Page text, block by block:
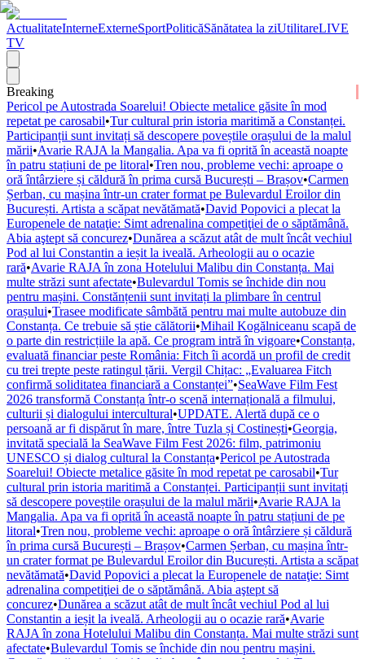
ActualitateInterneExterneSportPoliticăSănătatea la ziUtilitareLIVE
TV
Breaking
Pericol pe Autostrada Soarelui! Obiecte metalice găsite în mod
repetat pe carosabil•Tur cultural prin istoria maritimă a Constanței.
Participanții sunt invitați să descopere poveștile orașului de la malul
mării•Avarie RAJA la Mangalia. Apa va fi oprită în această noapte
în patru stațiuni de pe litoral•Tren nou, probleme vechi: aproape o
oră întârziere și căldură în prima cursă București – Brașov•Carmen
Șerban, cu mașina într-un crater format pe Bulevardul Eroilor din
București. Artista a scăpat nevătămată•David Popovici a plecat la
Europenele de nataţie: Simt adrenalina competiţiei de o săptămână.
Abia aştept să concurez•Dunărea a scăzut atât de mult încât vechiul
Pod al lui Constantin a ieșit la iveală. Arheologii au o ocazie
rară•Avarie RAJA în zona Hotelului Malibu din Constanța. Mai
multe străzi sunt afectate•Bulevardul Tomis se închide din nou
pentru mașini. Constănțenii sunt invitați la plimbare în centrul
orașului•Trasee modificate sâmbătă pentru mai multe autobuze din
Constanța. Ce trebuie să știe călătorii•Mihail Kogălniceanu scapă de
o parte din restricțiile la apă. Ce program intră în vigoare•Constanța,
evaluată financiar peste România: Fitch îi acordă un profil de credit
cu trei trepte peste ratingul țării. Vergil Chițac: „Evaluarea Fitch
confirmă soliditatea financiară a Constanței”•SeaWave Film Fest
2026 transformă Constanța într-o scenă internațională a filmului,
culturii și dialogului intercultural•UPDATE. Alertă după ce o
persoană ar fi dispărut în mare, între Tuzla și Costinești•Georgia,
invitată specială la SeaWave Film Fest 2026: film, patrimoniu
UNESCO și dialog cultural la Constanța•Pericol pe Autostrada
Soarelui! Obiecte metalice găsite în mod repetat pe carosabil•Tur
cultural prin istoria maritimă a Constanței. Participanții sunt invitați
să descopere poveștile orașului de la malul mării•Avarie RAJA la
Mangalia. Apa va fi oprită în această noapte în patru stațiuni de pe
litoral•Tren nou, probleme vechi: aproape o oră întârziere și căldură
în prima cursă București – Brașov•Carmen Șerban, cu mașina într-
un crater format pe Bulevardul Eroilor din București. Artista a scăpat
nevătămată•David Popovici a plecat la Europenele de nataţie: Simt
adrenalina competiţiei de o săptămână. Abia aştept să
concurez•Dunărea a scăzut atât de mult încât vechiul Pod al lui
Constantin a ieșit la iveală. Arheologii au o ocazie rară•Avarie
RAJA în zona Hotelului Malibu din Constanța. Mai multe străzi sunt
afectate•Bulevardul Tomis se închide din nou pentru mașini.